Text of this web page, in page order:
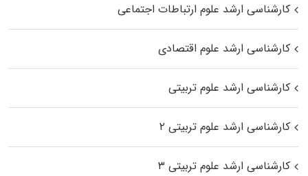
کارشناسی ارشد علوم ارتباطات اجتماعی
کارشناسی ارشد علوم اقتصادی
کارشناسی ارشد علوم تربیتی
کارشناسی ارشد علوم تربیتی ۲
کارشناسی ارشد علوم تربیتی ۳